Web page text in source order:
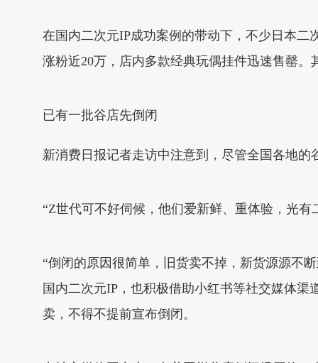
在国内二次元IP成功案例的带动下，不少日本二
涨粉近20万，店内多款经典玩偶挂件迅速售罄
已有一批谷店先倒闭
新消费日报记者走访中注意到，尽管全国各地
“Z世代可不好伺候，他们爱新鲜、重体验，光
“倒闭的原因很简单，旧货卖不掉，新货源源不
国内二次元IP，也积极借助小红书等社交媒体
卖，不得不提前宣布倒闭。